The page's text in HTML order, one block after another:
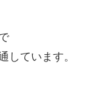
しています。